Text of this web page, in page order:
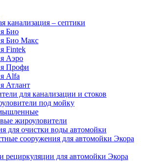
канализация – септики
Био
Био Макс
Fintek
Аэро
Профи
Alfa
Атлант
для канализации и стоков
под мойку
жироуловители
для очистки воды автомойки
сооружения для автомойки Экора
рециркуляции для автомойки Экора